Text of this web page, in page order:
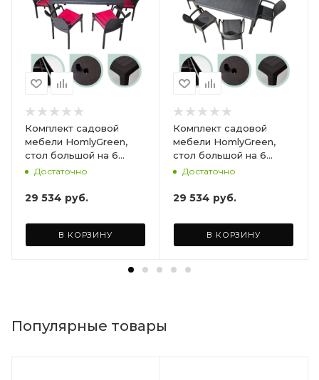
Комплект садовой
мебели HomlyGreen,
стол большой на 6
персон 153х79х70, 6
бордовыми подушками
Достаточно
29 534 руб.
В КОРЗИНУ
Комплект садовой
мебели HomlyGreen,
стол большой на 6
персон 153х79х70, 6
коричневыми
Достаточно
29 534 руб.
В КОРЗИНУ
Популярные товары